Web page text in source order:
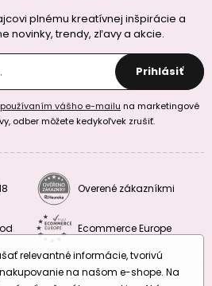
plnému kreatívnej inšpirácie a
novinky, trendy, zľavy a akcie.
Prihlásiť
používaním vášho e-mailu na marketingové
odber môžete kedykoľvek zrušiť.
Overené zákazníkmi
Ecommerce Europe
relevantné informácie, tvorivú
na našom e-shope. Na